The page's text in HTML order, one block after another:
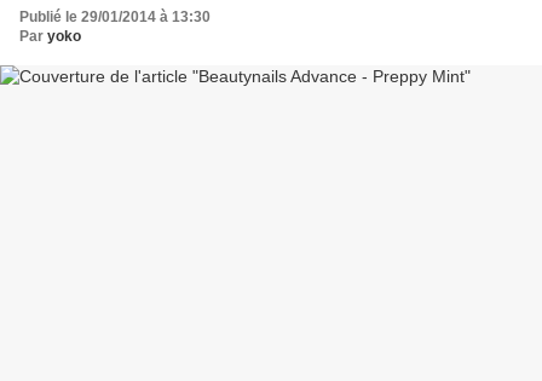
Publié le 29/01/2014 à 13:30
Par yoko